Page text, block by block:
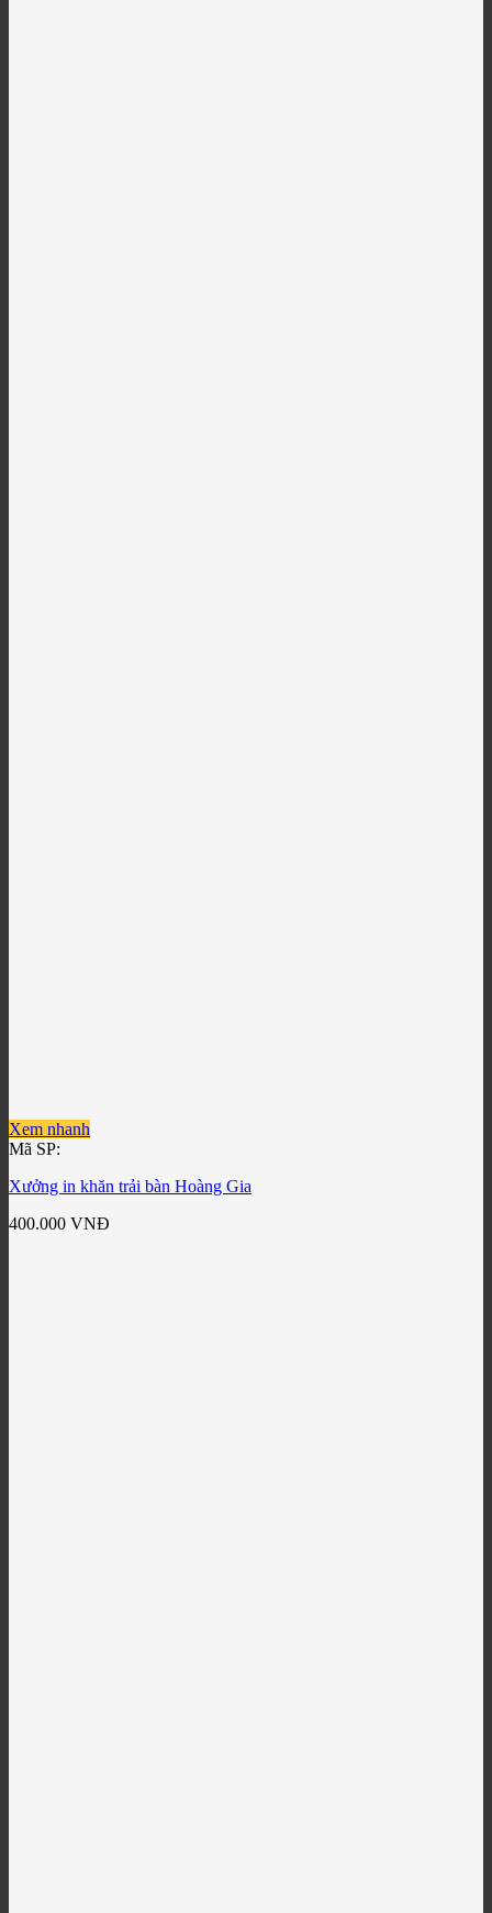
Xem nhanh
Mã SP:
Xưởng in khăn trải bàn Hoàng Gia
400.000 VNĐ